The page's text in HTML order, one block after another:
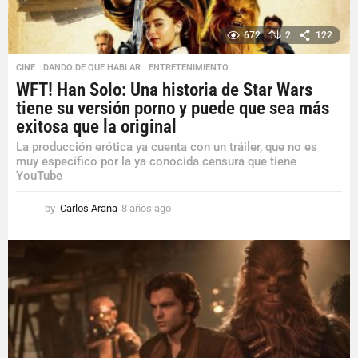
672 2 122
CINE ,DANDO DE QUE HABLAR ,ENTRETENIMIENTO
WFT! Han Solo: Una historia de Star Wars
tiene su versión porno y puede que sea más
exitosa que la original
La producción erótica ya cuenta con un tráiler, que no es
muy específico por la ya conocida censura que tiene
YouTube
by Carlos Arana 8 años ago
ñ
g
o